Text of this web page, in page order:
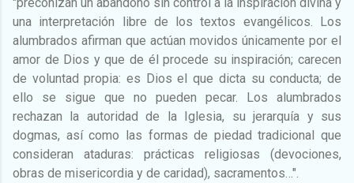
una interpretación libre de los textos evangélicos. Los
alumbrados afirman que actúan movidos únicamente por el
amor de Dios y que de él procede su inspiración; carecen
de voluntad propia: es Dios el que dicta su conducta; de
ello se sigue que no pueden pecar. Los alumbrados
rechazan la autoridad de la Iglesia, su jerarquía y sus
dogmas, así como las formas de piedad tradicional que
consideran ataduras: prácticas religiosas (devociones,
obras de misericordia y de caridad), sacramentos…".